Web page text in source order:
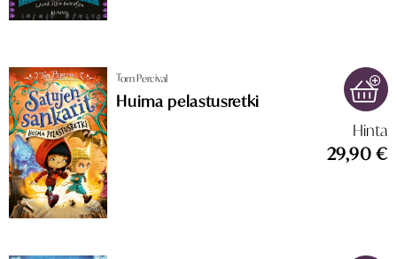
Hinta
29,90 €
Tom Percival
Huima pelastusretki